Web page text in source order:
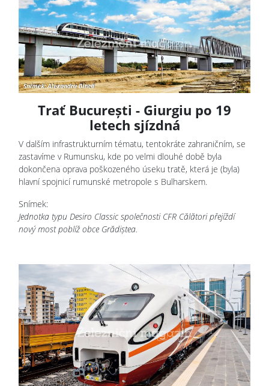
Trať București - Giurgiu po 19
letech sjízdná
V dalším infrastrukturním tématu, tentokráte zahraničním, se
zastavíme v Rumunsku, kde po velmi dlouhé době byla
dokončena oprava poškozeného úseku tratě, která je (byla)
hlavní spojnicí rumunské metropole s Bulharskem.
Snímek:
Jednotka typu Desiro Classic společnosti CFR Călători přejíždí
nový most poblíž obce Grădiștea.